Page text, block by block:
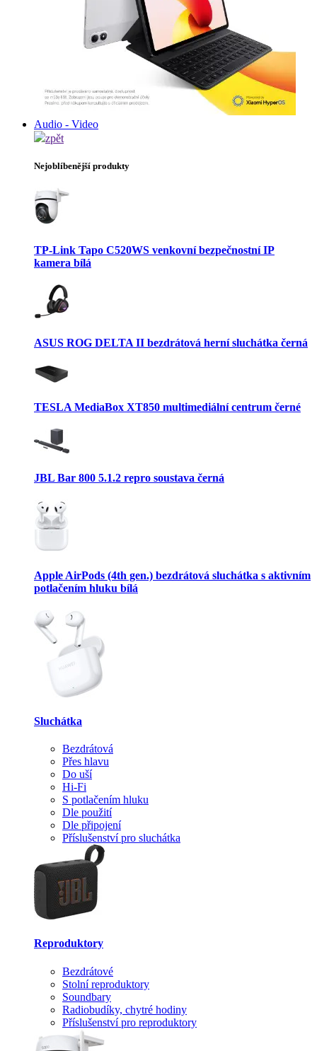
Audio - Video
zpět
Nejoblíbenější produkty
TP-Link Tapo C520WS venkovní bezpečnostní IP
kamera bílá
ASUS ROG DELTA II bezdrátová herní sluchátka černá
TESLA MediaBox XT850 multimediální centrum černé
JBL Bar 800 5.1.2 repro soustava černá
Apple AirPods (4th gen.) bezdrátová sluchátka s aktivním
potlačením hluku bílá
Sluchátka
Bezdrátová
Přes hlavu
Do uší
Hi-Fi
S potlačením hluku
Dle použití
Dle připojení
Příslušenství pro sluchátka
Reproduktory
Bezdrátové
Stolní reproduktory
Soundbary
Radiobudíky, chytré hodiny
Příslušenství pro reproduktory